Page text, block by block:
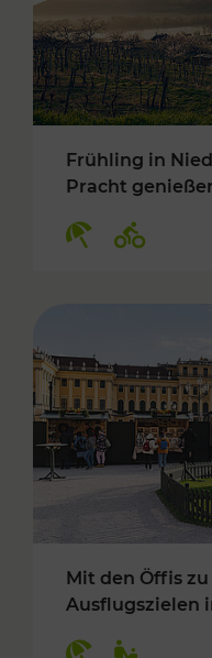
Frühling in
Pracht
Mit den Öffis
Ausflugszielen